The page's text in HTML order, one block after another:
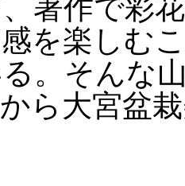
著作で彩
を楽しむ
。そんな
ら大宮盆